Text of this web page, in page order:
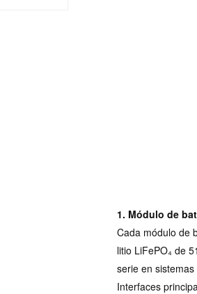
1. Módulo de
Cada módulo de
litio LiFePO₄ de
serie en
Interfaces